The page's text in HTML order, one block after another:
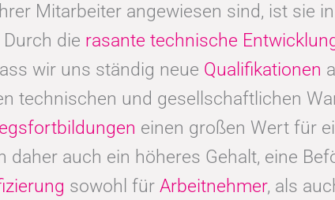
Mitarbeiter angewiesen sind, ist sie
die rasante technische
wir uns ständig neue Qualifikationen
technischen und gesellschaftlichen
einen großen Wert für
daher auch ein höheres Gehalt, eine
sowohl für Arbeitnehmer, als